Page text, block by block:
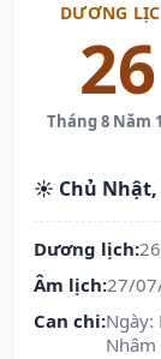
DƯƠNG
26
Tháng 8 Năm
☀️ Chủ Nhật,
Dương lịch:
Âm lịch:27/
Can chi:Ngày:
Nhâm